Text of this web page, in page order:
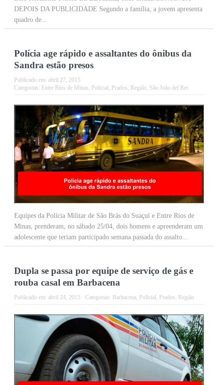
DEPOIS DA PUBLICIDADE Segundo a família, a jovem apresenta
quadro de...
Polícia age rápido e assaltantes do ônibus da
Sandra estão presos
Publicado em: abril 27, 2015
Categorias: Entre Rios de Minas, Policial , Prados, Região, São João del Rei
Equipes da Polícia Militar de São Brás do Suaçuí e Entre Rios de
Minas, prenderam, no sábado 25/04, dois homens e apreenderam um
adolescente que teriam participado semana passada do assalto...
Dupla se passa por equipe de serviço de gás e
rouba casal em Barbacena
Publicado em: abril 24, 2015 Categorias: Barbacena, Policial , Prados, Região